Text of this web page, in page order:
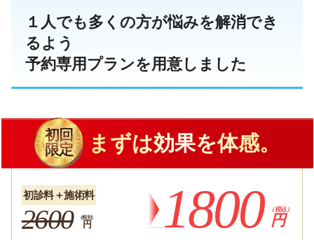
１人でも多くの方が悩みを解消でき
るよう
予約専用プランを用意しました
初回
限定
まずは効果を体感。
初診料＋施術料
2600 （税別）
円 1800 （税込）
円